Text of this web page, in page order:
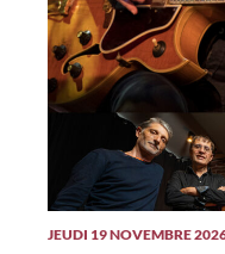
JEUDI 19 NOVEMBRE